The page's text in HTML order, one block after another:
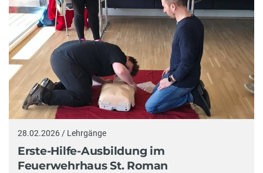
28.02.2026 / Lehrgänge
Erste-Hilfe-Ausbildung im
Feuerwehrhaus St. Roman